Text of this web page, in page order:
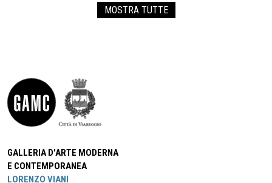
MOSTRA TUTTE
GALLERIA D'ARTE MODERNA
E CONTEMPORANEA
LORENZO VIANI